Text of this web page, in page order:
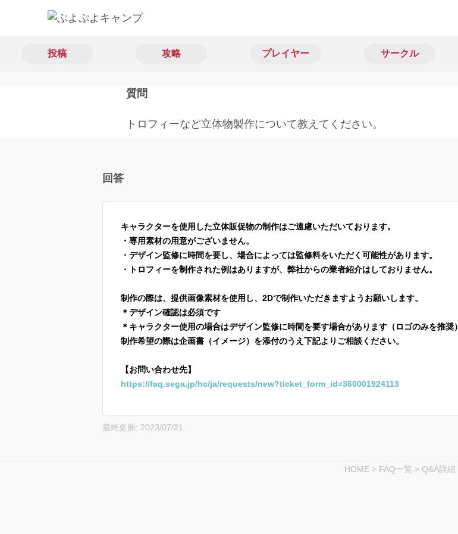
投稿 攻略 プレイヤー サークル
質問
トロフィーなど立体物製作について教えてください。
回答
キャラクターを使用した立体販促物の制作はご遠慮いただいております。
・専用素材の用意がございません。
・デザイン監修に時間を要し、場合によっては監修料をいただく可能性があります。
・トロフィーを制作された例はありますが、弊社からの業者紹介はしておりません。
制作の際は、提供画像素材を使用し、2Dで制作いただきますようお願いします。
＊デザイン確認は必須です
＊キャラクター使用の場合はデザイン監修に時間を要す場合があります（ロゴのみを推奨）
制作希望の際は企画書（イメージ）を添付のうえ下記よりご相談ください。
【お問い合わせ先】
https://faq.sega.jp/hc/ja/requests/new?ticket_form_id=360001924113
最終更新: 2023/07/21
HOME> FAQ一覧 > Q&A詳細